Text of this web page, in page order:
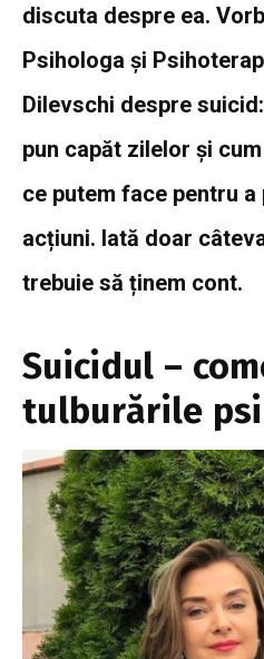
discuta despre ea.
Psihologa și
Dilevschi despre
pun capăt zilelor și
ce putem face pentru a
acțiuni. Iată doar
trebuie să ținem cont.
Suicidul –
tulburările